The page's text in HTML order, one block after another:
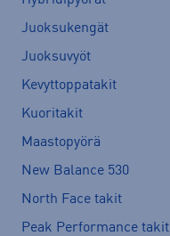
Juoksukengät
Juoksuvyöt
Kevyttoppatakit
Kuoritakit
Maastopyörä
New Balance 530
North Face takit
Peak Performance takit